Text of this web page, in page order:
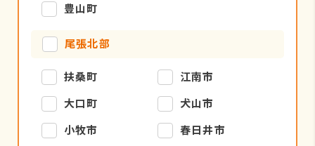
豊山町
尾張北部
扶桑町
江南市
大口町
犬山市
小牧市
春日井市